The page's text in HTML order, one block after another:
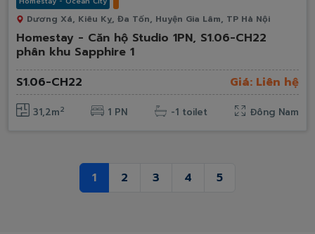
Dương Xá, Kiêu Kỵ, Đa Tốn, Huyện Gia Lâm, TP Hà Nội
Homestay - Căn hộ Studio 1PN, S1.06-CH22
phân khu Sapphire 1
S1.06-CH22
Giá: Liên hệ
31,2m2 1 PN -1 toilet Đông Nam
1 2 3 4 5